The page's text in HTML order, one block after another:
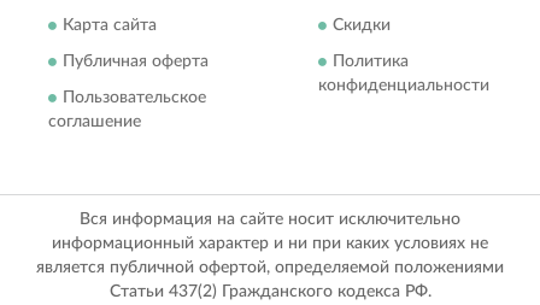
Карта сайта
Публичная оферта
Пользовательское
соглашение
Скидки
Политика
конфиденциальности
Вся информация на сайте носит исключительно
информационный характер и ни при каких условиях не
является публичной офертой, определяемой положениями
Статьи 437(2) Гражданского кодекса РФ.